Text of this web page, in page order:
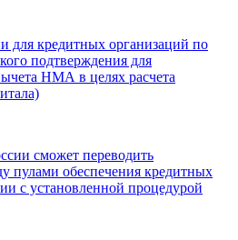
кредитных организаций по
подтверждения для
НМА в целях расчета
сможет переводить
пулами обеспечения кредитных
с установленной процедурой